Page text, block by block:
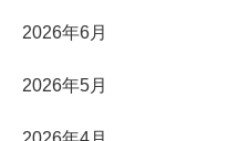
2026年6月
2026年5月